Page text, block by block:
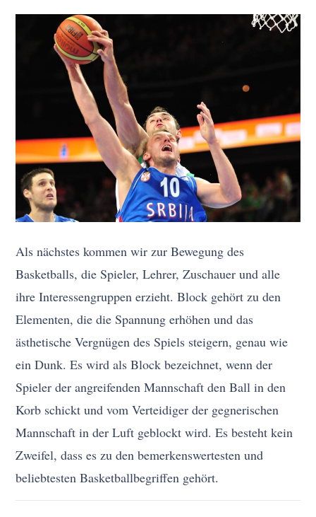
Als nächstes kommen wir zur Bewegung des
Basketballs, die Spieler, Lehrer, Zuschauer und alle
ihre Interessengruppen erzieht. Block gehört zu den
Elementen, die die Spannung erhöhen und das
ästhetische Vergnügen des Spiels steigern, genau wie
ein Dunk. Es wird als Block bezeichnet, wenn der
Spieler der angreifenden Mannschaft den Ball in den
Korb schickt und vom Verteidiger der gegnerischen
Mannschaft in der Luft geblockt wird. Es besteht kein
Zweifel, dass es zu den bemerkenswertesten und
beliebtesten Basketballbegriffen gehört.